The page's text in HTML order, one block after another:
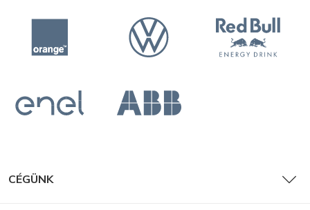
CÉGÜNK